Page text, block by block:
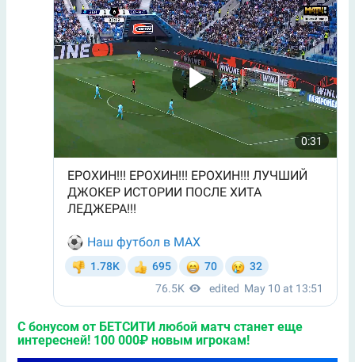
С бонусом от БЕТСИТИ любой матч станет еще
интересней! 100 000₽ новым игрокам!